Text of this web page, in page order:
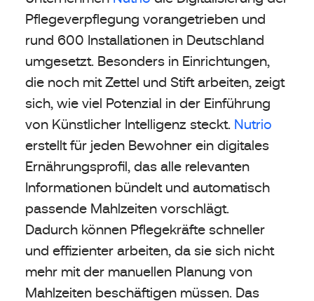
Pflegeverpflegung vorangetrieben und
rund 600 Installationen in Deutschland
umgesetzt. Besonders in Einrichtungen,
die noch mit Zettel und Stift arbeiten, zeigt
sich, wie viel Potenzial in der Einführung
von Künstlicher Intelligenz steckt. Nutrio
erstellt für jeden Bewohner ein digitales
Ernährungsprofil, das alle relevanten
Informationen bündelt und automatisch
passende Mahlzeiten vorschlägt.
Dadurch können Pflegekräfte schneller
und effizienter arbeiten, da sie sich nicht
mehr mit der manuellen Planung von
Mahlzeiten beschäftigen müssen. Das